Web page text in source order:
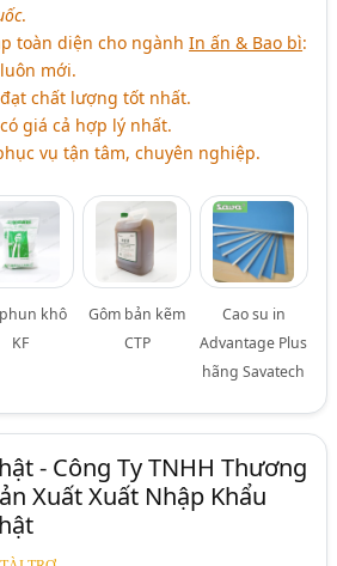
.
toàn diện cho ngànhIn ấn & Bao bì:
mới.
chất lượng tốt nhất.
giá cả hợp lý nhất.
vụ tận tâm, chuyên nghiệp.
khô
KF
Gôm bản kẽm
CTP
Cao su in
Advantage Plus
hãng Savatech
- Công Ty TNHH Thương
Xuất Xuất Nhập Khẩu